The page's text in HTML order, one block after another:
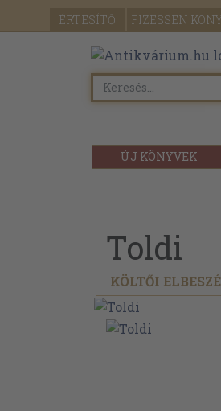
ÉRTESÍTŐ FIZESSEN
ÚJ KÖNYVEK
Toldi
KÖLTŐI